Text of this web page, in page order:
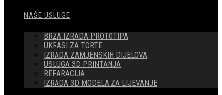
NAŠE USLUGE
BRZA IZRADA PROTOTIPA
UKRASI ZA TORTE
IZRADA ZAMJENSKIH DIJELOVA
USLUGA 3D PRINTANJA
REPARACIJA
IZRADA 3D MODELA ZA LIJEVANJE